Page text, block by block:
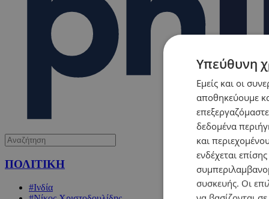
ΠΟΛΙΤΙΚΗ
#Ινδία
Υπεύθυνη
Εμείς και οι
αποθηκεύουμε
δεδομένα
και
ενδέχεται
συσκευής. Οι